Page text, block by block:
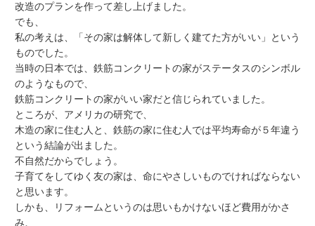
改造のプランを作って差し上げました。
でも、
私の考えは、「その家は解体して新しく建てた方がいい」という
ものでした。
当時の日本では、鉄筋コンクリートの家がステータスのシンボル
のようなもので、
鉄筋コンクリートの家がいい家だと信じられていました。
ところが、アメリカの研究で、
木造の家に住む人と、鉄筋の家に住む人では平均寿命が５年違う
という結論が出ました。
不自然だからでしょう。
子育てをしてゆく友の家は、命にやさしいものでければならない
と思います。
しかも、リフォームというのは思いもかけないほど費用がかさ
み、